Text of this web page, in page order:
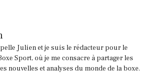
Julien et je suis le rédacteur pour le
Sport, où je me consacre à partager les
nouvelles et analyses du monde de la boxe.